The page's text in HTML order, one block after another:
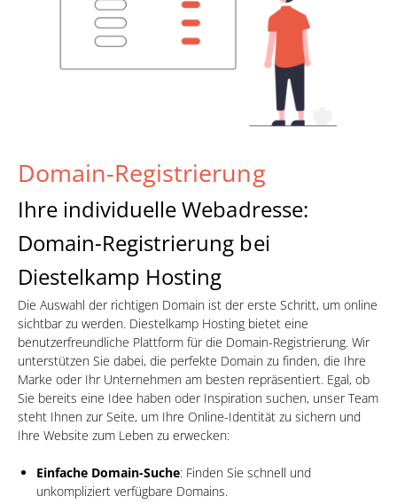
Domain-Registrierung
Ihre individuelle Webadresse:
Domain-Registrierung bei
Diestelkamp Hosting
Die Auswahl der richtigen Domain ist der erste Schritt, um online
sichtbar zu werden. Diestelkamp Hosting bietet eine
benutzerfreundliche Plattform für die Domain-Registrierung. Wir
unterstützen Sie dabei, die perfekte Domain zu finden, die Ihre
Marke oder Ihr Unternehmen am besten repräsentiert. Egal, ob
Sie bereits eine Idee haben oder Inspiration suchen, unser Team
steht Ihnen zur Seite, um Ihre Online-Identität zu sichern und
Ihre Website zum Leben zu erwecken:
Einfache Domain-Suche: Finden Sie schnell und
unkompliziert verfügbare Domains.